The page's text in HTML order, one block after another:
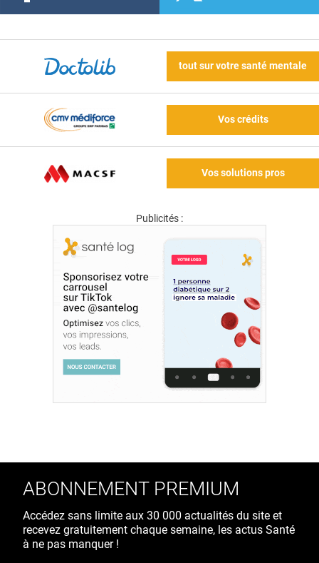
tout sur votre santé mentale
Vos crédits
Vos solutions pros
Publicités :
ABONNEMENT PREMIUM
Accédez sans limite aux 30 000 actualités du site et
recevez gratuitement chaque semaine, les actus Santé
à ne pas manquer !